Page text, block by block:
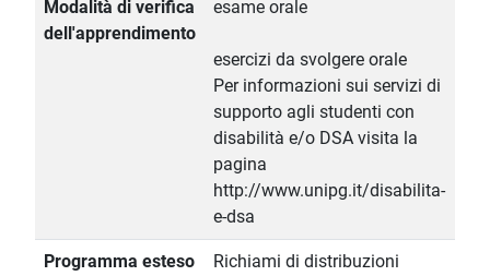
Modalità di verifica
dell'apprendimento
esame orale
esercizi da svolgere orale
Per informazioni sui servizi di
supporto agli studenti con
disabilità e/o DSA visita la
pagina
http://www.unipg.it/disabilita-
e-dsa
Programma esteso
Richiami di distribuzioni